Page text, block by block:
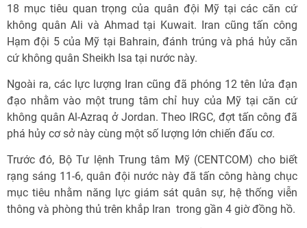
18 mục tiêu quan trọng của quân đội Mỹ tại các căn cứ
không quân Ali và Ahmad tại Kuwait. Iran cũng tấn công
Hạm đội 5 của Mỹ tại Bahrain, đánh trúng và phá hủy căn
cứ không quân Sheikh Isa tại nước này.
Ngoài ra, các lực lượng Iran cũng đã phóng 12 tên lửa đạn
đạo nhằm vào một trung tâm chỉ huy của Mỹ tại căn cứ
không quân Al-Azraq ở Jordan. Theo IRGC, đợt tấn công đã
phá hủy cơ sở này cùng một số lượng lớn chiến đấu cơ.
Trước đó, Bộ Tư lệnh Trung tâm Mỹ (CENTCOM) cho biết
rạng sáng 11-6, quân đội nước này đã tấn công hàng chục
mục tiêu nhằm năng lực giám sát quân sự, hệ thống viễn
thông và phòng thủ trên khắp Iran trong gần 4 giờ đồng hồ.